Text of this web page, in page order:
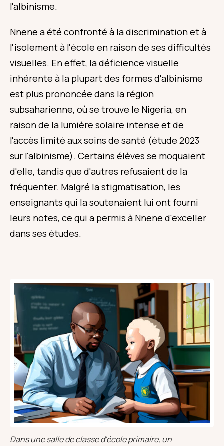
l'albinisme.
Nnene a été confronté à la discrimination et à
l'isolement à l'école en raison de ses difficultés
visuelles. En effet, la déficience visuelle
inhérente à la plupart des formes d'albinisme
est plus prononcée dans la région
subsaharienne, où se trouve le Nigeria, en
raison de la lumière solaire intense et de
l'accès limité aux soins de santé (étude 2023
sur l'albinisme). Certains élèves se moquaient
d'elle, tandis que d'autres refusaient de la
fréquenter. Malgré la stigmatisation, les
enseignants qui la soutenaient lui ont fourni
leurs notes, ce qui a permis à Nnene d'exceller
dans ses études.
Dans une salle de classe d'école primaire, un